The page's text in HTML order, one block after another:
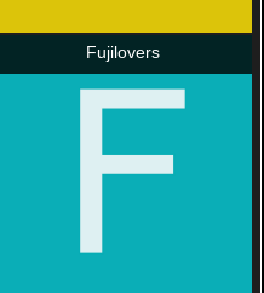
Fujilovers